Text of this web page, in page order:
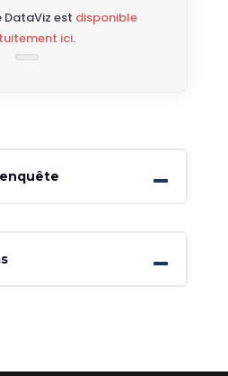
DataViz est disponible
ici.